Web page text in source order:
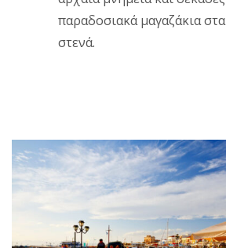
παραδοσιακά μαγαζάκια
στενά.
Colors
Aegina